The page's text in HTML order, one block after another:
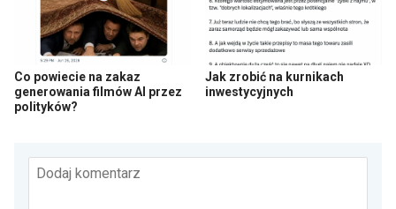
Co powiecie na zakaz
generowania filmów AI przez
polityków?
Jak zrobić na kurnikach
inwestycyjnych
Dodaj komentarz